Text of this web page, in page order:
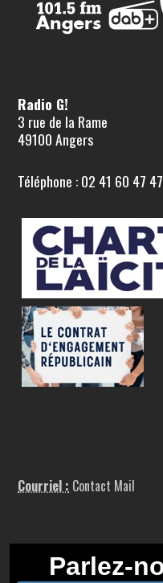
Radio G!
3 rue de la Rame
49100 Angers
Téléphone : 02 41 60 47 47
Courriel : Contact Mail